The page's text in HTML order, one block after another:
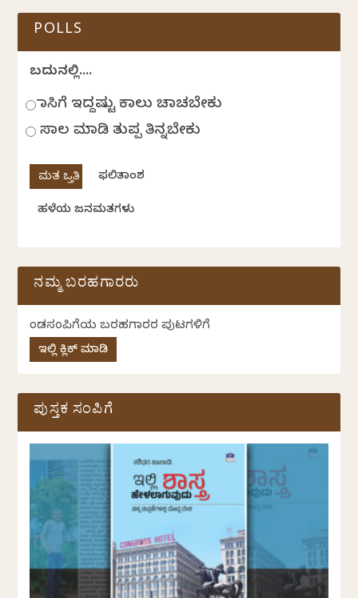
POLLS
ಬದುಕಿನಲ್ಲಿ....
ಹಾಸಿಗೆ ಇದ್ದಷ್ಟು ಕಾಲು ಚಾಚಬೇಕು
ಸಾಲ ಮಾಡಿ ತುಪ್ಪ ತಿನ್ನಬೇಕು
ಫಲಿತಾಂಶ
ಹಳೆಯ ಜನಮತಗಳು
ನಮ್ಮ ಬರಹಗಾರರು
ಕೆಂಡಸಂಪಿಗೆಯ ಬರಹಗಾರರ ಪುಟಗಳಿಗೆ
ಇಲ್ಲಿ ಕ್ಲಿಕ್ ಮಾಡಿ
ಪುಸ್ತಕ ಸಂಪಿಗೆ